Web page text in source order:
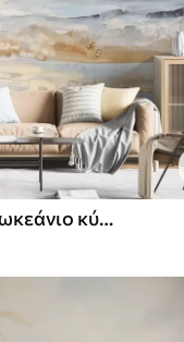
Αφηρημένη υφή τοπίο ωκεάνιο κύματα συντριβή σε μια αμμώδη παραλία, μαλακό παστέλ χρώματα, μπλε ουρανό με ελαφριά σύννεφα